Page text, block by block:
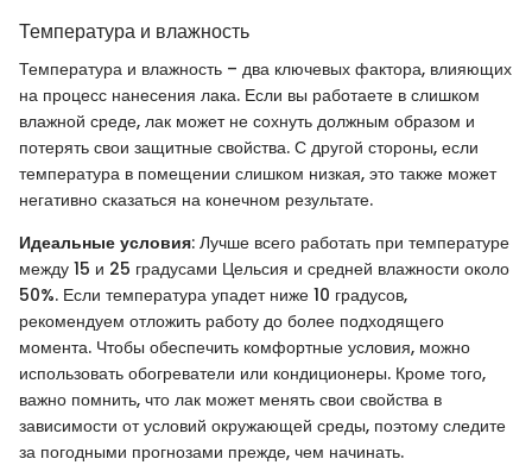
Температура и влажность
Температура и влажность – два ключевых фактора, влияющих
на процесс нанесения лака. Если вы работаете в слишком
влажной среде, лак может не сохнуть должным образом и
потерять свои защитные свойства. С другой стороны, если
температура в помещении слишком низкая, это также может
негативно сказаться на конечном результате.
Идеальные условия: Лучше всего работать при температуре
между 15 и 25 градусами Цельсия и средней влажности около
50%. Если температура упадет ниже 10 градусов,
рекомендуем отложить работу до более подходящего
момента. Чтобы обеспечить комфортные условия, можно
использовать обогреватели или кондиционеры. Кроме того,
важно помнить, что лак может менять свои свойства в
зависимости от условий окружающей среды, поэтому следите
за погодными прогнозами прежде, чем начинать.